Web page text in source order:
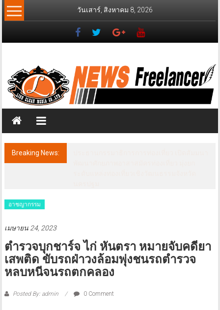
Skip
to
วันเสาร์, สิงหาคม 8, 2026
News
Freelancer
วส์
ฟรี
แลน
เซอร์
Breaking News:
อาชญากรรม
เมษายน 24, 2023
ตำรวจบุกชาร์จ ไก่ หันตรา หมายจับคดียา
เสพติด ขับรถฝ่าวงล้อมพุ่งชนรถตำรวจ
หลบหนีจนรถตกคลอง
Posted By: admin 0 Comment